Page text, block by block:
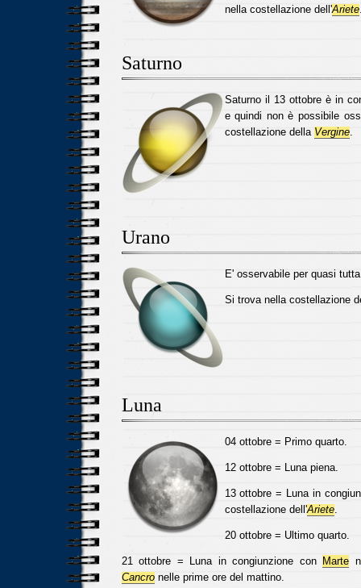
nella costellazione dell'Ariete
Saturno
Saturno il 13 ottobre è in
e quindi non è possibile
costellazione della Vergine.
Urano
E' osservabile per quasi
Si trova nella costellazione
Luna
04 ottobre = Primo quarto.
12 ottobre = Luna piena.
13 ottobre = Luna in
costellazione dell'Ariete.
20 ottobre = Ultimo quarto.
21 ottobre = Luna in congiunzione con Marte
Cancronelle prime ore del mattino.